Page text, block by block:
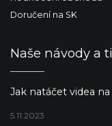
Doručení na SK
Naše návody a
Jak natáčet videa
5.11.2023